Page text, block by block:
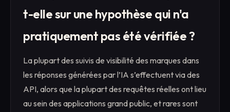
t-elle sur une hypothèse qui n'a
pratiquement pas été vérifiée ?
La plupart des suivis de visibilité des marques dans
les réponses générées par l’IA s’effectuent via des
API, alors que la plupart des requêtes réelles ont lieu
au sein des applications grand public, et rares sont